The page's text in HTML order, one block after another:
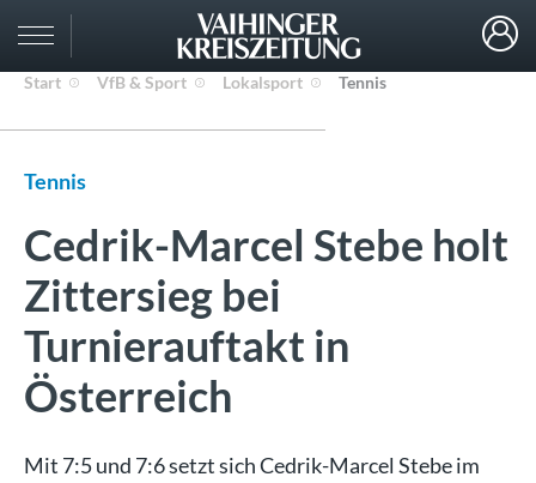
Start VfB & Sport Lokalsport Tennis
Tennis
Cedrik-Marcel Stebe holt
Zittersieg bei
Turnierauftakt in
Österreich
Mit 7:5 und 7:6 setzt sich Cedrik-Marcel Stebe im